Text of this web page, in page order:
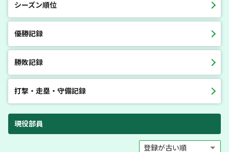
シーズン順位
優勝記録
勝敗記録
打撃・走塁・守備記録
現役部員